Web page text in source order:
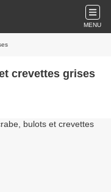
MENU
crevettes grises